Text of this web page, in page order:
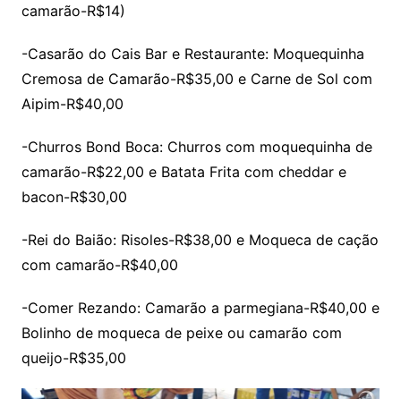
camarão-R$14)
-Casarão do Cais Bar e Restaurante: Moquequinha
Cremosa de Camarão-R$35,00 e Carne de Sol com
Aipim-R$40,00
-Churros Bond Boca: Churros com moquequinha de
camarão-R$22,00 e Batata Frita com cheddar e
bacon-R$30,00
-Rei do Baião: Risoles-R$38,00 e Moqueca de cação
com camarão-R$40,00
-Comer Rezando: Camarão a parmegiana-R$40,00 e
Bolinho de moqueca de peixe ou camarão com
queijo-R$35,00